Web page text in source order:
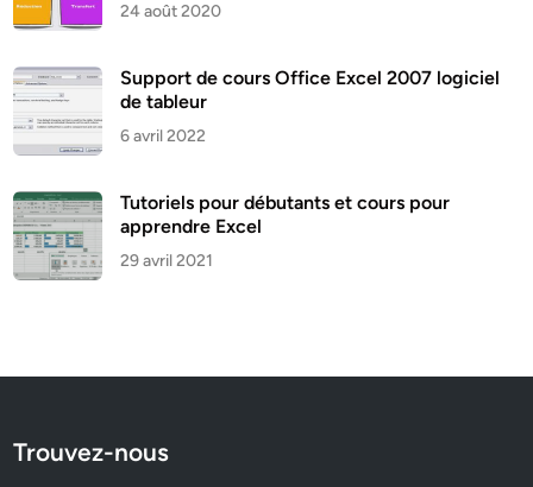
24 août 2020
Support de cours Office Excel 2007 logiciel
de tableur
6 avril 2022
Tutoriels pour débutants et cours pour
apprendre Excel
29 avril 2021
Trouvez-nous